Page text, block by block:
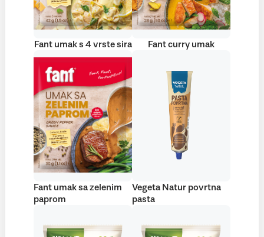
Fant umak s 4 vrste sira Fant curry umak
Fant umak sa zelenim
paprom
Vegeta Natur povrtna
pasta